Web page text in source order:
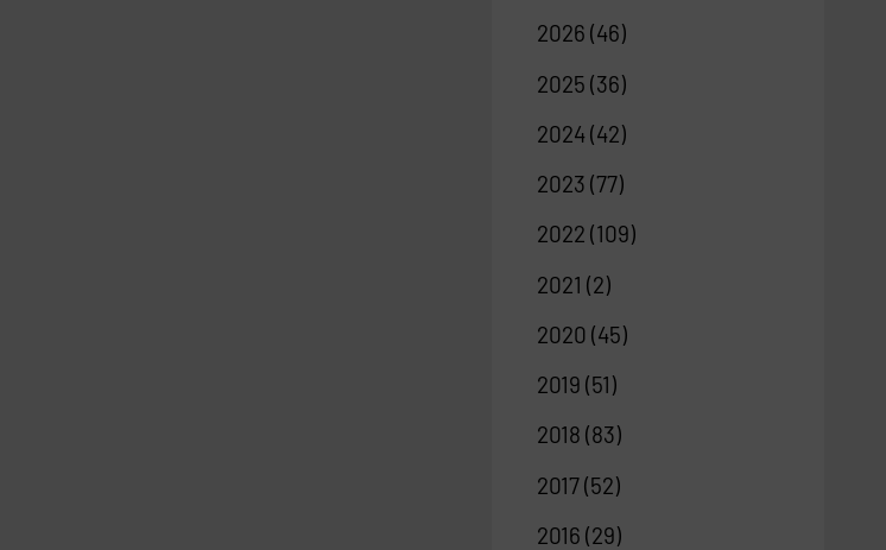
2026 (46)
2025 (36)
2024 (42)
2023 (77)
2022 (109)
2021 (2)
2020 (45)
2019 (51)
2018 (83)
2017(52)
2016 (29)